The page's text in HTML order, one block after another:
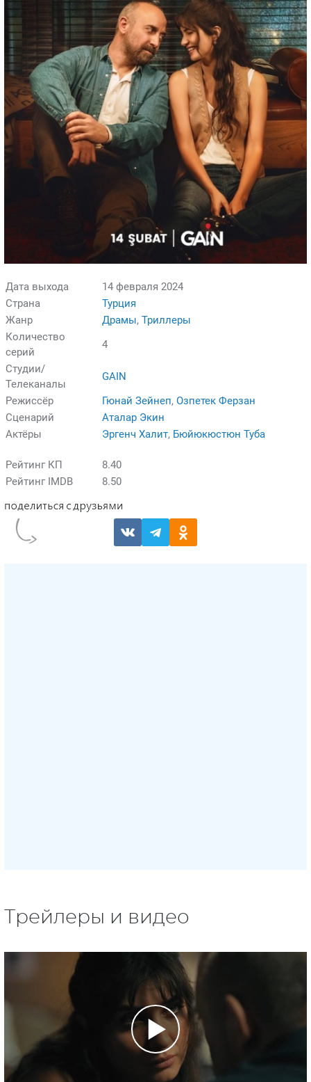
Дата выхода
14 февраля 2024
Страна
Турция
Жанр
Драмы, Триллеры
Количество
серий
4
Студии/
Телеканалы
GAIN
Режиссёр
Гюнай Зейнеп, Озпетек Ферзан
Сценарий
Аталар Экин
Актёры
Эргенч Халит, Бюйюкюстюн Туба
Рейтинг КП
8.40
Рейтинг IMDB
8.50
Трейлеры и видео